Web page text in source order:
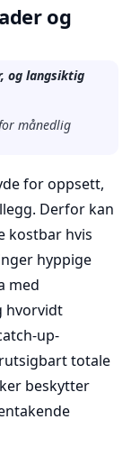
og
og langsiktig
månedlig
for oppsett,
Derfor kan
kostbar hvis
hyppige
med
hvorvidt
up-
totale
beskytter